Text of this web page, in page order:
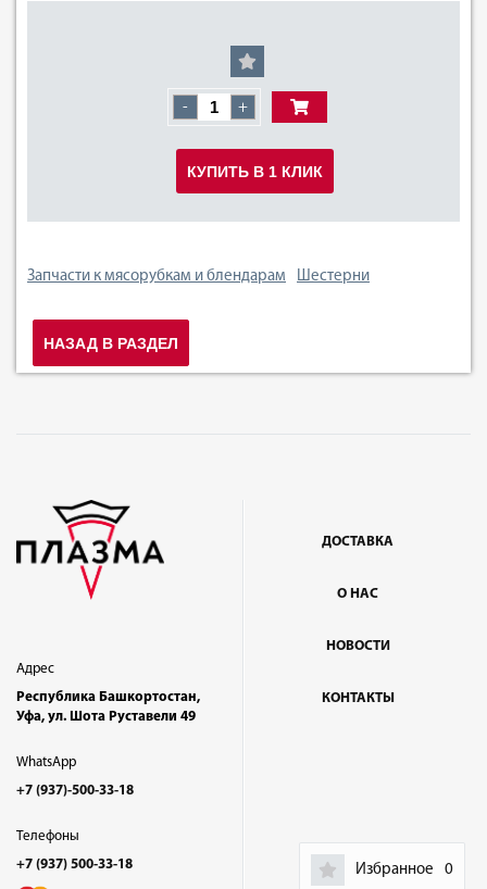
Избранное 0
- +
КУПИТЬ В 1 КЛИК
Запчасти к мясорубкам и блендарам Шестерни
НАЗАД В РАЗДЕЛ
Адрес
Республика Башкортостан,
Уфа, ул. Шота Руставели 49
WhatsApp
+7 (937)-500-33-18
Телефоны
+7 (937) 500-33-18
ДОСТАВКА
О НАС
НОВОСТИ
КОНТАКТЫ